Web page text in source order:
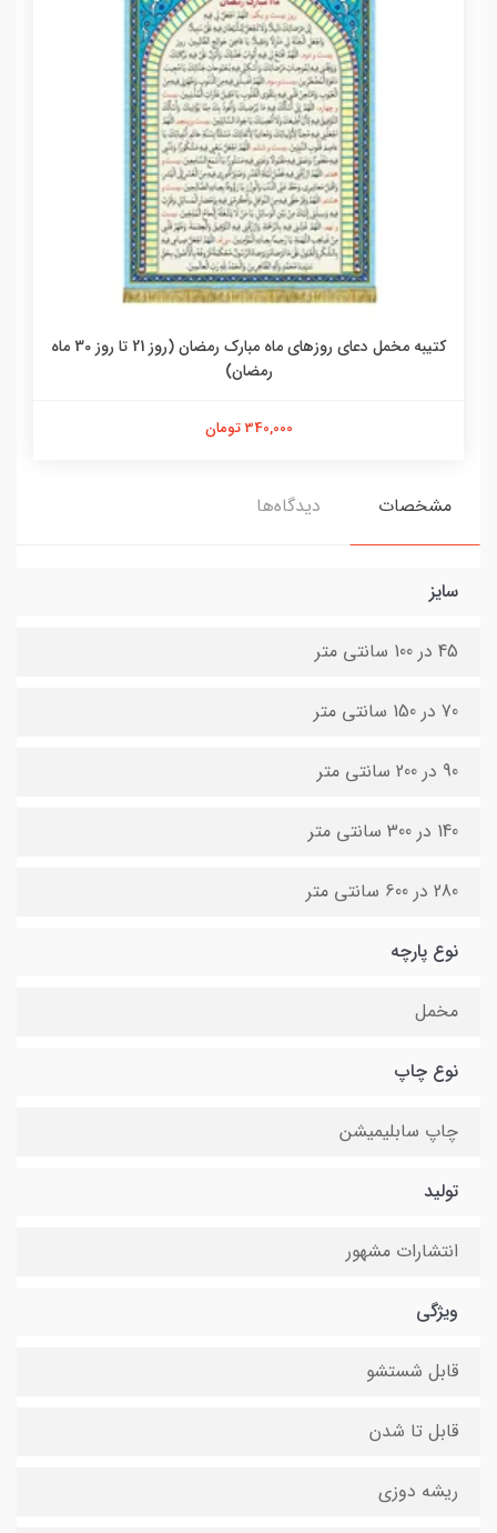
کتیبه مخمل دعای روزهای ماه مبارک رمضان (روز 21 تا روز 30 ماه
رمضان)
340,000 تومان
مشخصات دیدگاه‌ها
سایز
45 در 100 سانتی متر
70 در 150 سانتی متر
90 در 200 سانتی متر
140 در 300 سانتی متر
280 در 600 سانتی متر
نوع پارچه
مخمل
نوع چاپ
چاپ سابلیمیشن
تولید
انتشارات مشهور
ویژگی
قابل شستشو
قابل تا شدن
ریشه دوزی